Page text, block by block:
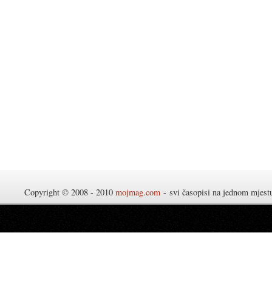
Copyright © 2008 - 2010 mojmag.com - svi časopisi na jednom